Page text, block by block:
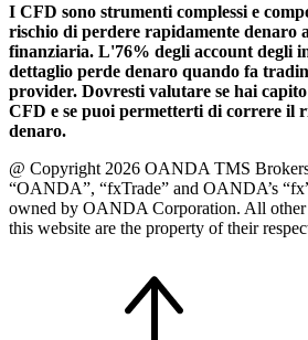
I CFD sono strumenti complessi e
rischio di perdere rapidamente denaro
finanziaria. L'76% degli account degli
dettaglio perde denaro quando fa
provider. Dovresti valutare se hai
CFD e se puoi permetterti di correre il
denaro.
@ Copyright 2026 OANDA TMS
“OANDA”, “fxTrade” and OANDA’s
owned by OANDA Corporation. All other
this website are the property of their